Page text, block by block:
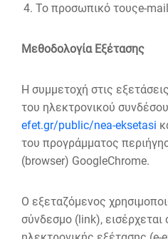
Το προσωπικό τουςe-
Μεθοδολογία Εξέτασης
Η συμμετοχή στις
του ηλεκτρονικού
efet.gr/public/nea-eksetasi
του προγράμματος
(browser) GoogleChrome.
Ο εξεταζόμενος
σύνδεσμο (link),